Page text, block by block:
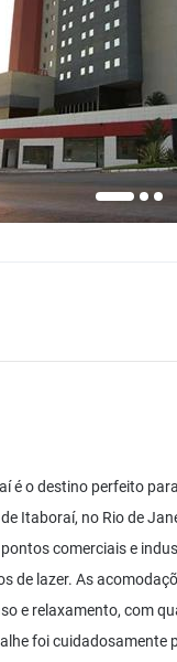
é o destino perfeito
Itaboraí, no Rio de
comerciais e
de lazer. As
e relaxamento, com
foi cuidadosamente